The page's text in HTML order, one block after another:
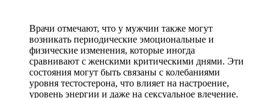
Врачи отмечают, что у мужчин также могут
возникать периодические эмоциональные и
физические изменения, которые иногда
сравнивают с женскими критическими днями. Эти
состояния могут быть связаны с колебаниями
уровня тестостерона, что влияет на настроение,
уровень энергии и даже на сексуальное влечение.